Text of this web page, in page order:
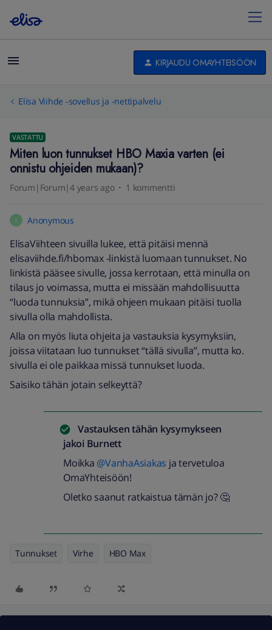
KIRJAUDU OMAYHTEISÖÖN
Elisa Viihde -sovellus ja -nettipalvelu
VASTATTU
Miten luon tunnukset HBO Maxia varten (ei
onnistu ohjeiden mukaan)?
Forum|Forum|4 years ago 1 kommentti
A Anonymous
ElisaViihteen sivuilla lukee, että pitäisi mennä
elisaviihde.fi/hbomax -linkistä luomaan tunnukset. No
linkistä pääsee sivulle, jossa kerrotaan, että minulla on
tilaus jo voimassa, mutta ei missään mahdollisuutta
“luoda tunnuksia”, mikä ohjeen mukaan pitäisi tuolla
sivulla olla mahdollista.
Alla on myös liuta ohjeita ja vastauksia kysymyksiin,
joissa viitataan luo tunnukset “tällä sivulla”, mutta ko.
sivulla ei ole paikkaa missä tunnukset luoda.
Saisiko tähän jotain selkeyttä?
Vastauksen tähän kysymykseen
jakoi Burnett
Moikka @VanhaAsiakas ja tervetuloa
OmaYhteisöön!
Oletko saanut ratkaistua tämän jo? 🤔
Tunnukset Virhe HBO Max